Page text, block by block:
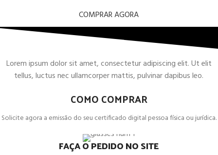
COMPRAR AGORA
Lorem ipsum dolor sit amet, consectetur adipiscing elit. Ut elit
tellus, luctus nec ullamcorper mattis, pulvinar dapibus leo.
COMO COMPRAR
Solicite agora a emissão do seu certificado digital pessoa física ou jurídica.
FAÇA O PEDIDO NO SITE